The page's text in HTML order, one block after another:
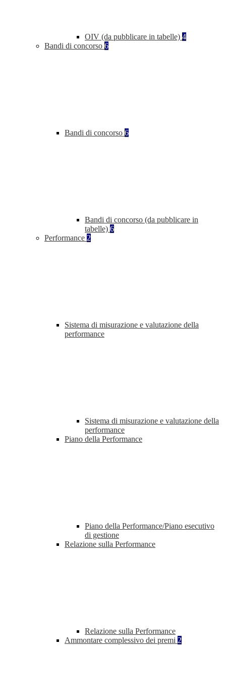
OIV (da pubblicare in tabelle) 4
Bandi di concorso 6
Bandi di concorso 6
Bandi di concorso (da pubblicare in
tabelle) 6
Performance 2
Sistema di misurazione e valutazione della
performance
Sistema di misurazione e valutazione della
performance
Piano della Performance
Piano della Performance/Piano esecutivo
di gestione
Relazione sulla Performance
Relazione sulla Performance
Ammontare complessivo dei premi 2